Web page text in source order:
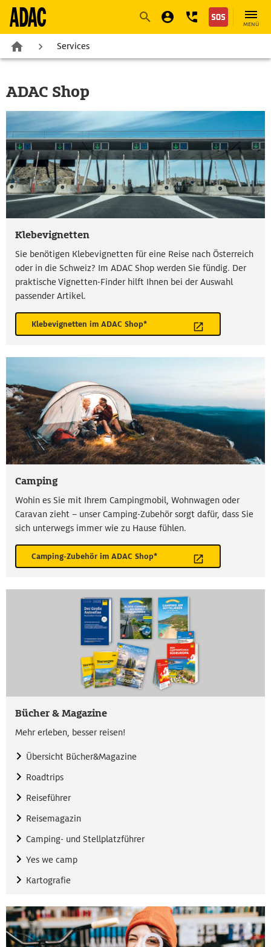
NavigationSuche
MENÜ
Services
ADAC Shop
Klebevignetten
Sie benötigen Klebevignetten für eine Reise nach Österreich
oder in die Schweiz? Im ADAC Shop werden Sie fündig. Der
praktische Vignetten-Finder hilft Ihnen bei der Auswahl
passender Artikel.
Klebevignetten im ADAC Shop*
Camping
Wohin es Sie mit Ihrem Campingmobil, Wohnwagen oder
Caravan zieht – unser Camping-Zubehör sorgt dafür, dass Sie
sich unterwegs immer wie zu Hause fühlen.
Camping-Zubehör im ADAC Shop*
Bücher & Magazine
Mehr erleben, besser reisen!
Übersicht Bücher&Magazine
Roadtrips
Reiseführer
Reisemagazin
Camping- und Stellplatzführer
Yes we camp
Kartografie